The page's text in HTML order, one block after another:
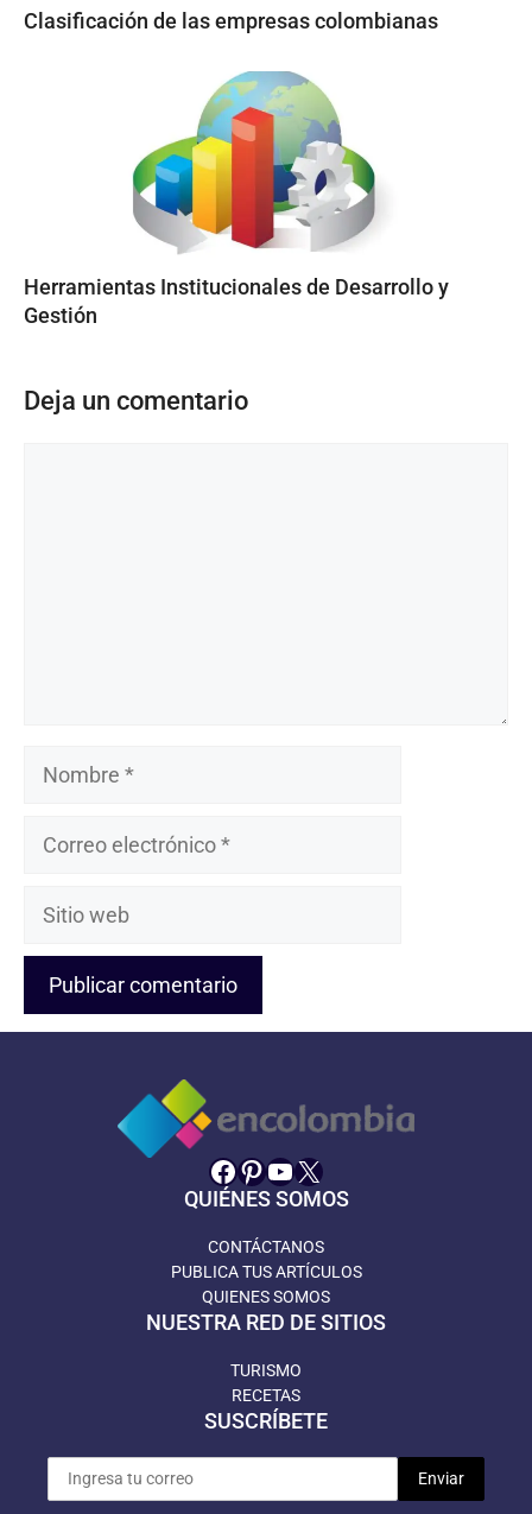
Clasificación de las empresas colombianas
Herramientas Institucionales de Desarrollo y
Gestión
Deja un comentario
Nombre
Sitio
Facebook
Pinterest
YouTube
X
QUIÉNES SOMOS
CONTÁCTANOS
PUBLICA TUS ARTÍCULOS
QUIENES SOMOS
NUESTRA RED DE SITIOS
TURISMO
RECETAS
SUSCRÍBETE